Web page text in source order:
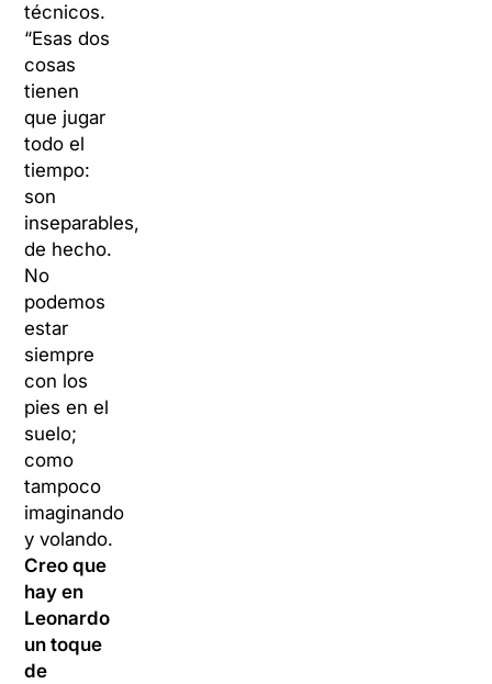
técnicos.
“Esas dos
cosas
tienen
que jugar
todo el
tiempo:
son
inseparables,
de hecho.
No
podemos
estar
siempre
con los
pies en el
suelo;
como
tampoco
imaginando
y volando.
Creo que
hay en
Leonardo
un toque
de